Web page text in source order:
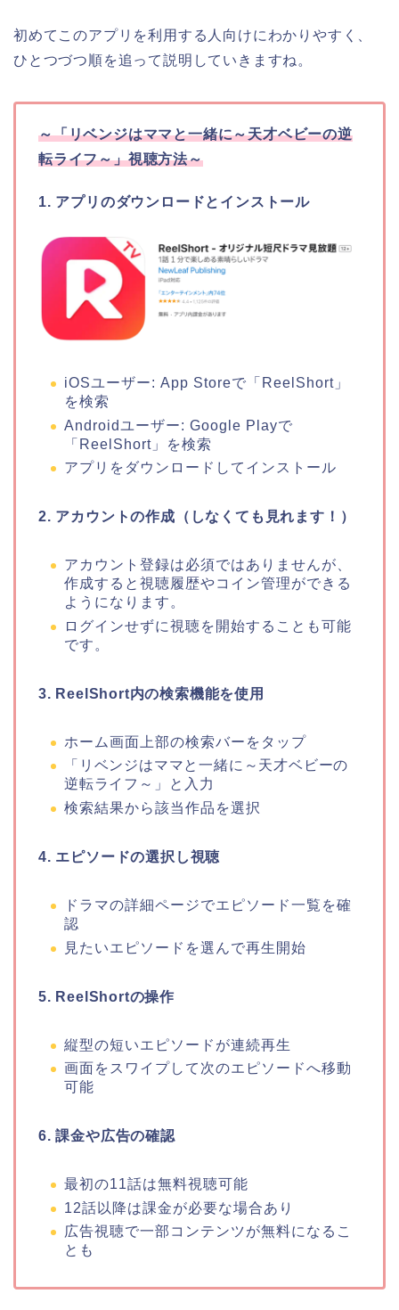
初めてこのアプリを利用する人向けにわかりやすく、
ひとつづつ順を追って説明していきますね。
～「リベンジはママと一緒に～天才ベビーの逆
転ライフ～」視聴方法～
1. アプリのダウンロードとインストール
iOSユーザー: App Storeで「ReelShort」
を検索
Androidユーザー: Google Playで
「ReelShort」を検索
アプリをダウンロードしてインストール
2. アカウントの作成（しなくても見れます！）
アカウント登録は必須ではありませんが、
作成すると視聴履歴やコイン管理ができる
ようになります。
ログインせずに視聴を開始することも可能
です。
3. ReelShort内の検索機能を使用
ホーム画面上部の検索バーをタップ
「リベンジはママと一緒に～天才ベビーの
逆転ライフ～ 」
と入力
検索結果から該当作品を選択
4. エピソードの選択し視聴
ドラマの詳細ページでエピソード一覧を確
認
見たいエピソードを選んで再生開始
5. ReelShortの操作
縦型の短いエピソードが連続再生
画面をスワイプして次のエピソードへ移動
可能
6. 課金や広告の確認
最初の11話は無料視聴可能
12話以降は課金が必要な場合あり
広告視聴で一部コンテンツが無料になるこ
とも